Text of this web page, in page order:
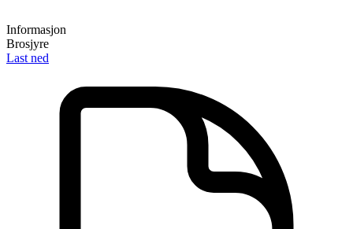
Informasjon
Brosjyre
Last ned